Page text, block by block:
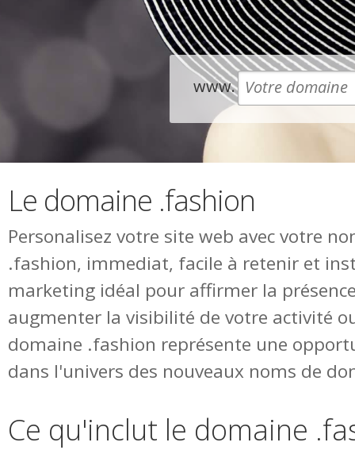
www.
Le domaine .fashion
Personalisez votre site web avec votre
.fashion, immediat, facile à retenir et
marketing idéal pour affirmer la
augmenter la visibilité de votre activité
domaine .fashion représente une
dans l'univers des nouveaux noms de
Ce qu'inclut le domaine